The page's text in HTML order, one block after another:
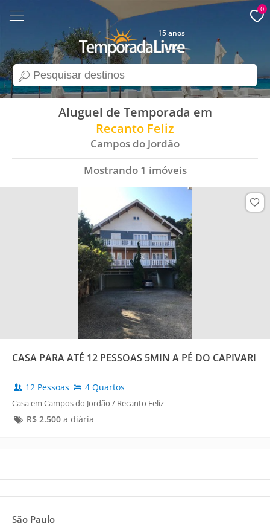
search
15 anos
0
Aluguel de Temporada em
Recanto Feliz
Campos do Jordão
Mostrando 1 imóveis
CASA PARA ATÉ 12 PESSOAS 5MIN A PÉ DO CAPIVARI
12 Pessoas 4 Quartos
Casa em Campos do Jordão / Recanto Feliz
R$ 2.500a diária
São Paulo